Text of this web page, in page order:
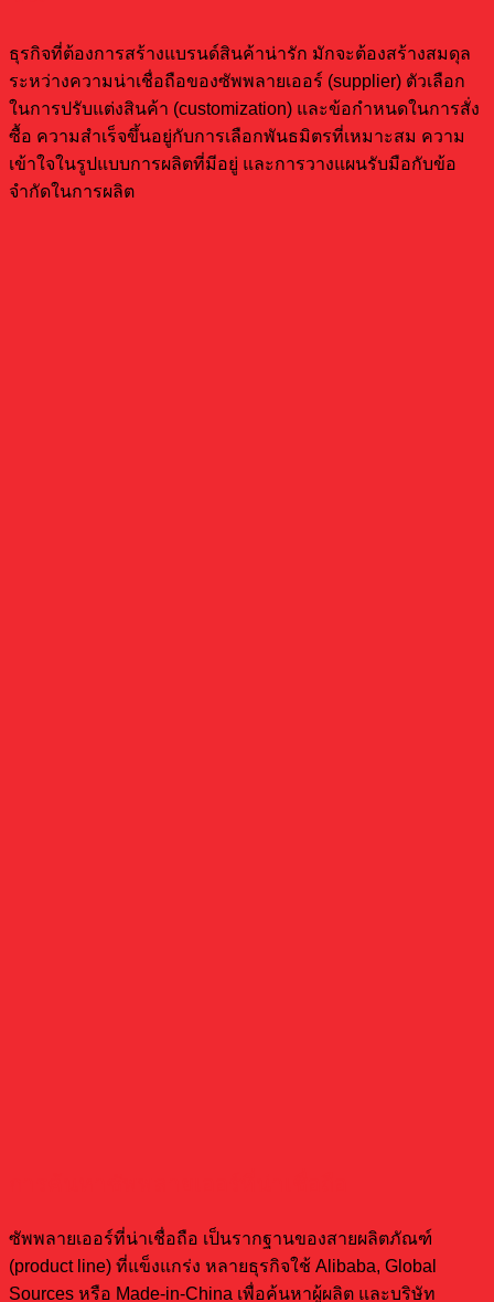
ธุรกิจที่ต้องการสร้างแบรนด์สินค้าน่ารัก มักจะต้องสร้างสมดุล
ระหว่างความน่าเชื่อถือของซัพพลายเออร์ (supplier) ตัวเลือก
ในการปรับแต่งสินค้า (customization) และข้อกำหนดในการสั่ง
ซื้อ ความสำเร็จขึ้นอยู่กับการเลือกพันธมิตรที่เหมาะสม ความ
เข้าใจในรูปแบบการผลิตที่มีอยู่ และการวางแผนรับมือกับข้อ
จำกัดในการผลิต
ซัพพลายเออร์ที่น่าเชื่อถือ เป็นรากฐานของสายผลิตภัณฑ์
(product line) ที่แข็งแกร่ง หลายธุรกิจใช้ Alibaba, Global
Sources หรือ Made-in-China เพื่อค้นหาผู้ผลิต และบริษัท